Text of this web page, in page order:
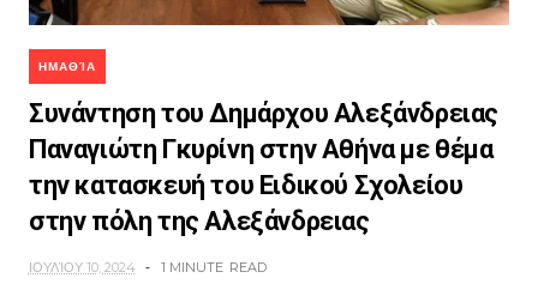
ΗΜΑΘΊΑ
Συνάντηση του Δημάρχου Αλεξάνδρειας
Παναγιώτη Γκυρίνη στην Αθήνα με θέμα
την κατασκευή του Ειδικού Σχολείου
στην πόλη της Αλεξάνδρειας
ΙΟΥΛΊΟΥ 10, 2024 1 MINUTE READ